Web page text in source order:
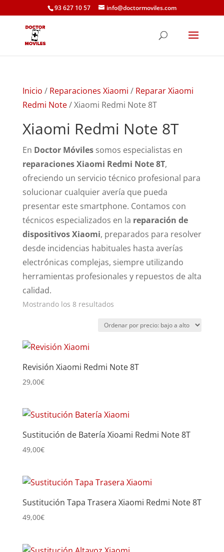
93 627 10 57 info@doctormoviles.com
Inicio / Reparaciones Xiaomi / Reparar Xiaomi
Redmi Note/ Xiaomi Redmi Note 8T
Xiaomi Redmi Note 8T
En Doctor Móvilessomos especialistas en
reparaciones Xiaomi Redmi Note 8T,
ofreciendo un servicio técnico profesional para
solucionar cualquier avería que pueda
presentar este smartphone. Contamos con
técnicos especializados en la reparación de
dispositivos Xiaomi, preparados para resolver
desde incidencias habituales hasta averías
electrónicas complejas, siempre utilizando
herramientas profesionales y repuestos de alta
calidad.
Mostrando los 8 resultadosOrdenado
precio:
Revisión Xiaomi Redmi Note 8T
29,00€
Sustitución de Batería Xioami Redmi Note 8T
49,00€
Sustitución Tapa Trasera Xiaomi Redmi Note 8T
49,00€